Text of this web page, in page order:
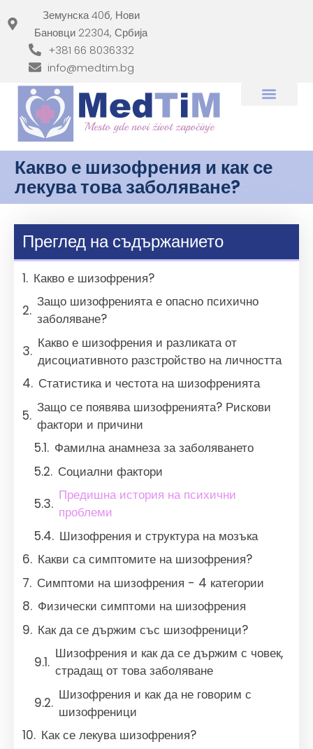
Земунска 40б, Нови
Бановци 22304, Србија
+381 66 8036332
info@medtim.bg
Какво е шизофрения и как се
лекува това заболяване?
Преглед на съдържанието
Какво е шизофрения?
Защо шизофренията е опасно психично
заболяване?
Какво е шизофрения и разликата от
дисоциативното разстройство на личността
Статистика и честота на шизофренията
Защо се появява шизофренията? Рискови
фактори и причини
Фамилна анамнеза за заболяването
Социални фактори
Предишна история на психични
проблеми
Шизофрения и структура на мозъка
Какви са симптомите на шизофрения?
Симптоми на шизофрения - 4 категории
Физически симптоми на шизофрения
Как да се държим със шизофреници?
Шизофрения и как да се държим с човек,
страдащ от това заболяване
Шизофрения и как да не говорим с
шизофреници
Как се лекува шизофрения?